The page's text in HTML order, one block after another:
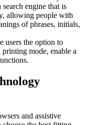
engine that is
allowing people with
of phrases, initials,
users the option to
printing mode, enable a
and assistive